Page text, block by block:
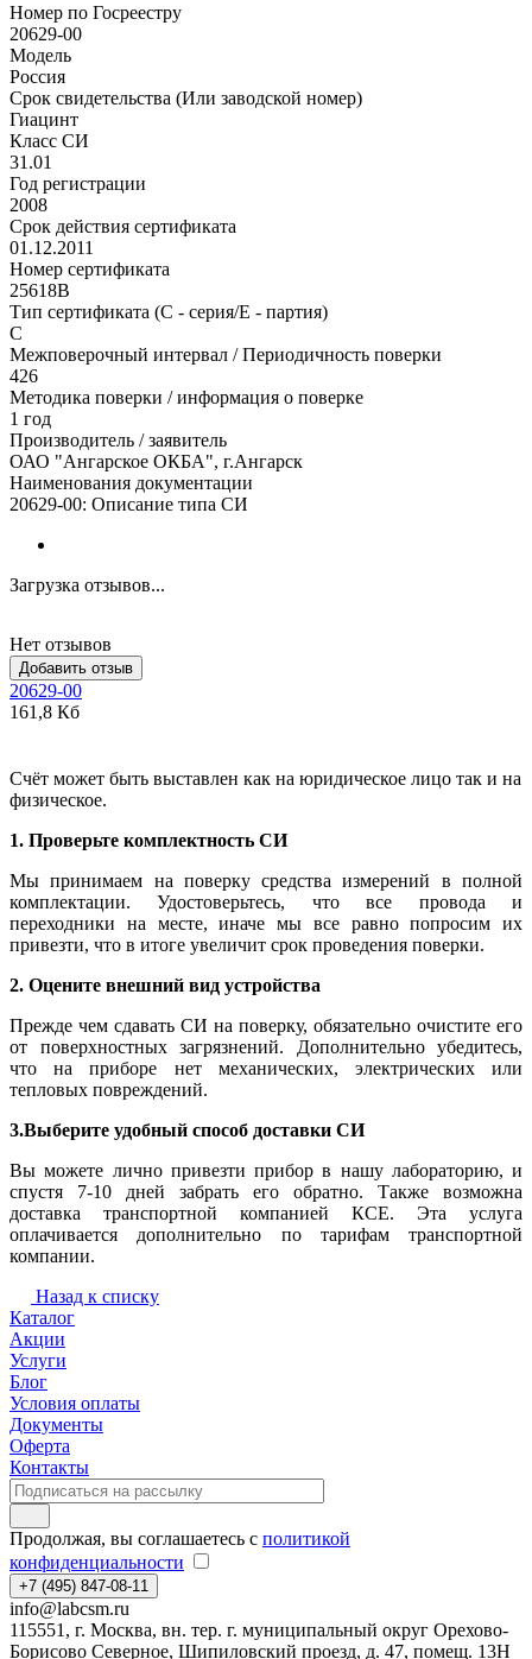
Номер по Госреестру
20629-00
Модель
Россия
Срок свидетельства (Или заводской номер)
Гиацинт
Класс СИ
31.01
Год регистрации
2008
Срок действия сертификата
01.12.2011
Номер сертификата
25618В
Тип сертификата (C - серия/E - партия)
С
Межповерочный интервал / Периодичность поверки
426
Методика поверки / информация о поверке
1 год
Производитель / заявитель
ОАО "Ангарское ОКБА", г.Ангарск
Наименования документации
20629-00: Описание типа СИ
Загрузка отзывов...
Нет отзывов
Добавить отзыв
20629-00
161,8 Кб
Счёт может быть выставлен как на юридическое лицо так и на
физическое.
1. Проверьте комплектность СИ
Мы принимаем на поверку средства измерений в полной
комплектации. Удостоверьтесь, что все провода и
переходники на месте, иначе мы все равно попросим их
привезти, что в итоге увеличит срок проведения поверки.
2. Оцените внешний вид устройства
Прежде чем сдавать СИ на поверку, обязательно очистите его
от поверхностных загрязнений. Дополнительно убедитесь,
что на приборе нет механических, электрических или
тепловых повреждений.
3.Выберите удобный способ доставки СИ
Вы можете лично привезти прибор в нашу лабораторию, и
спустя 7-10 дней забрать его обратно. Также возможна
доставка транспортной компанией КСЕ. Эта услуга
оплачивается дополнительно по тарифам транспортной
компании.
Назад к списку
Каталог
Акции
Услуги
Блог
Условия оплаты
Документы
Оферта
Контакты
Продолжая, вы соглашаетесь с политикой
конфиденциальности
+7 (495) 847-08-11
info@labcsm.ru
115551, г. Москва, вн. тер. г. муниципальный округ Орехово-
Борисово Северное, Шипиловский проезд, д. 47, помещ. 13Н